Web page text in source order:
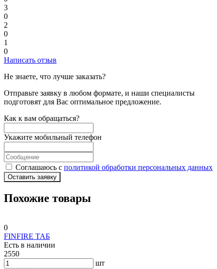
3
0
2
0
1
0
Написать отзыв
Не знаете, что лучше заказать?
Отправьте заявку в любом формате, и наши специалисты
подготовят для Вас оптимальное предложение.
Как к вам обращаться?
Укажите мобильный телефон
Соглашаюсь с политикой обработки персональных данных
Оставить заявку
Похожие товары
0
FINFIRE ТАБ
Есть в наличии
2550
шт